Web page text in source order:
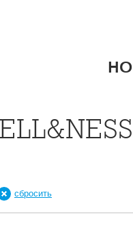
сбросить